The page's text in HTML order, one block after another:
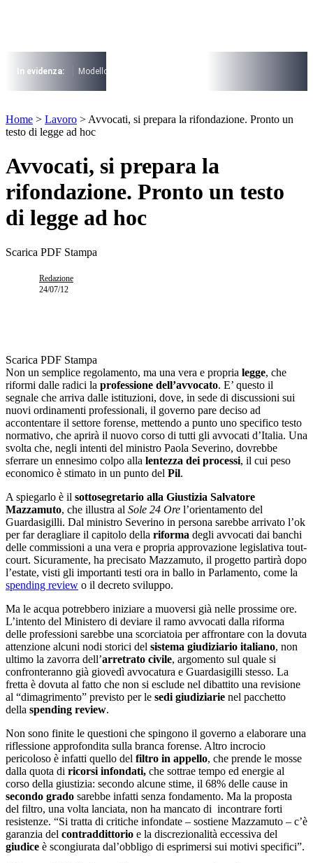
I più cercati
Lorem ipsum dolor sit amet consectetur
Lorem ipsum dolor sit amet consectetur
In evidenza: Modello 730
Lorem ipsum dolor sit amet consectetur
Home > Lavoro > Avvocati, si prepara la rifondazione. Pronto un
testo di legge ad hoc
Avvocati, si prepara la
rifondazione. Pronto un testo
di legge ad hoc
Scarica PDF Stampa
Redazione
24/07/12
Scarica PDF Stampa
Non un semplice regolamento, ma una vera e propria legge, che
riformi dalle radici la professione dell’avvocato. E’ questo il
segnale che arriva dalle istituzioni, dove, in sede di discussioni sui
nuovi ordinamenti professionali, il governo pare deciso ad
accontentare il settore forense, mettendo a punto uno specifico testo
normativo, che aprirà il nuovo corso di tutti gli avvocati d’Italia. Una
svolta che, negli intenti del ministro Paola Severino, dovrebbe
sferrare un ennesimo colpo alla lentezza dei processi, il cui peso
economico è stimato in un punto del Pil.
A spiegarlo è il sottosegretario alla Giustizia Salvatore
Mazzamuto, che illustra al Sole 24 Ore l’orientamento del
Guardasigilli. Dal ministro Severino in persona sarebbe arrivato l’ok
per far deragliare il capitolo della riforma degli avvocati dai banchi
delle commissioni a una vera e propria approvazione legislativa tout-
court. Sicuramente, ha precisato Mazzamuto, il progetto partirà dopo
l’estate, visti gli importanti testi ora in ballo in Parlamento, come la
spending review o il decreto sviluppo.
Ma le acqua potrebbero iniziare a muoversi già nelle prossime ore.
L’intento del Ministero di deviare il ramo avvocati dalla riforma
delle professioni sarebbe una scorciatoia per affrontare con la dovuta
attenzione alcuni nodi storici del sistema giudiziario italiano, non
ultimo la zavorra dell’arretrato civile, argomento sul quale si
confronteranno già giovedì avvocatura e Guardasigilli stesso. La
fretta è dovuta al fatto che non si esclude nel dibattito una revisione
al “dimagrimento” previsto per le sedi giudiziarie nel pacchetto
della spending review.
Non sono finite le questioni che spingono il governo a elaborare una
riflessione approfondita sulla branca forense. Altro incrocio
pericoloso è infatti quello del filtro in appello, che prende le mosse
dalla quota di ricorsi infondati, che sottrae tempo ed energie al
corso della giustizia: secondo alcune stime, il 68% delle cause in
secondo grado sarebbe infatti senza fondamento. Ma la proposta
del filtro, una volta lanciata, non ha mancato di incontrare forti
resistenze. “Si tratta di critiche infondate – sostiene Mazzamuto – c’è
garanzia del contraddittorio e la discrezionalità eccessiva del
giudice è scongiurata dal’obbligo di esprimersi sui motivi specifici”.